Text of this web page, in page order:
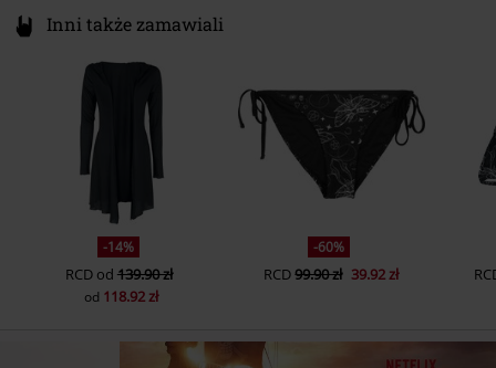
Inni także zamawiali
-14%
RCD od 139.90 zł
od 118.92 zł
-60%
RCD99.90 zł 39.92 zł